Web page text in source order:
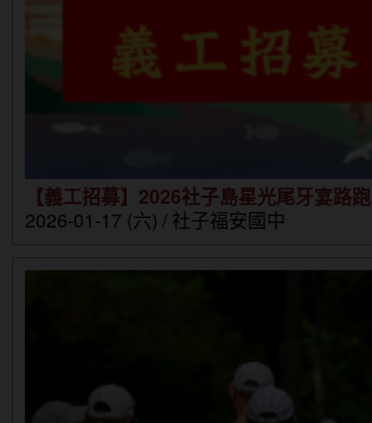
【義工招募】2026社子島星光尾牙宴路跑
2026-01-17 (六) / 社子福安國中